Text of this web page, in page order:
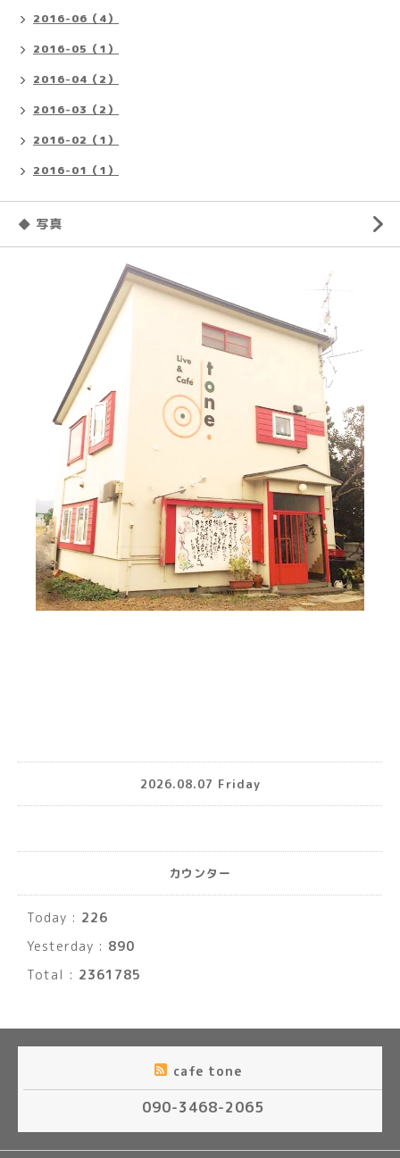
2016-06（4）
2016-05（1）
2016-04（2）
2016-03（2）
2016-02（1）
2016-01（1）
◆ 写真
2026.08.07 Friday
カウンター
Today : 226
Yesterday : 890
Total : 2361785
cafe tone
090-3468-2065